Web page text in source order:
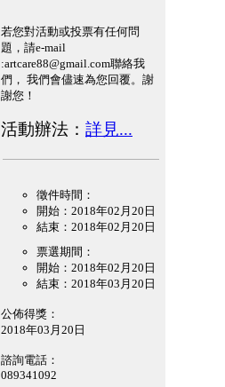
若您對活動或投票有任何問
題，請e-mail
:artcare88@gmail.com聯絡我
們， 我們會儘速為您回覆。謝
謝您！
活動辦法： 詳見...
徵件時間：
開始：2018年02月20日
結束：2018年02月20日
票選期間：
開始：2018年02月20日
結束：2018年03月20日
公佈得獎：
2018年03月20日
諮詢電話：
089341092